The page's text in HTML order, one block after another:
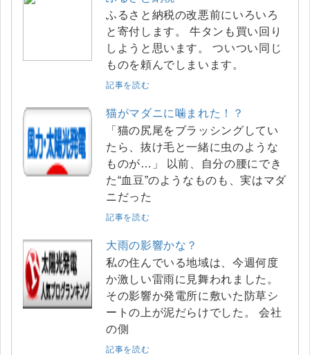
ふるさと納税の改悪前にいろいろ
と寄付します。 牛タンも買い回り
しようと思います。 ついつい同じ
ものを頼んでしまいます。
記事を読む
猫がマダニに噛まれた！？
「猫の尻尾をブラッシングしてい
たら、抜け毛と一緒に虫のような
ものが…」 以前、自分の腰にでき
た“血豆”のようなものも、実はマダ
ニだった
記事を読む
大雨の影響かな？
私の住んでいる地域は、今週何度
か激しい雷雨に見舞われました。
その影響か発電所に敷いた防草シ
ートの上が泥だらけでした。 会社
の側
記事を読む